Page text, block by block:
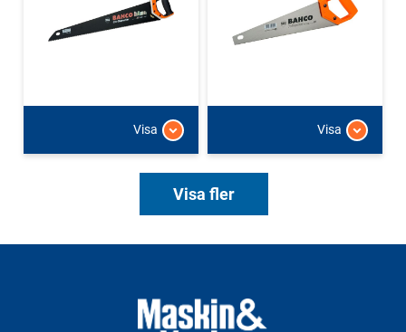
Visa Visa
Visa fler